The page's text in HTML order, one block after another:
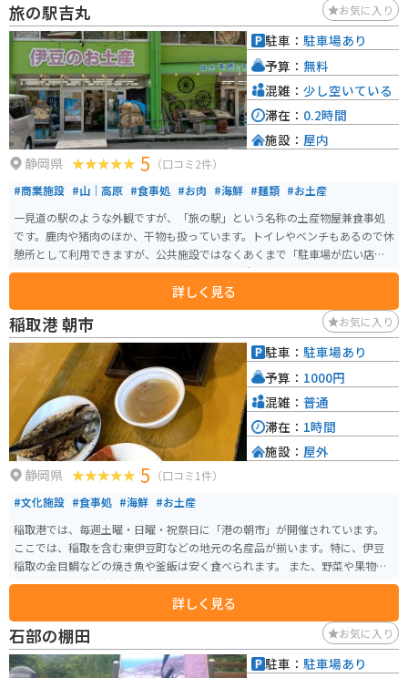
丼や、松崎町特産の「桜葉」を使ったお菓子です。お土産にいかがでしょう
か。 道の駅には、地元の特産品を販売するショップや、食事処、観光案内所
などがあります。駿河湾の景色を眺めながら、ゆっくりと休憩することがで
きます。
旅の駅吉丸 お気に入り
静岡県 5 （口コミ2件）
#商業施設 #山｜高原 #食事処 #お肉 #海鮮 #麺類 #お土産
一見道の駅のような外観ですが、「旅の駅」という名称の土産物屋兼食事処
です。鹿肉や猪肉のほか、干物も扱っています。トイレやベンチもあるので休
憩所として利用できますが、公共施設ではなくあくまで「駐車場が広い店
舗」なので、持ち込みしたものを飲食すると注意されます。
詳しく見る
駐車： 駐車場あり
予算： 無料
混雑： 少し空いている
滞在： 0.2時間
施設： 屋内
稲取港 朝市 お気に入り
静岡県 5 （口コミ1件）
#文化施設 #食事処 #海鮮 #お土産
稲取港では、毎週土曜・日曜・祝祭日に「港の朝市」が開催されています。
ここでは、稲取を含む東伊豆町などの地元の名産品が揃います。特に、伊豆
稲取の金目鯛などの焼き魚や釜飯は安く食べられます。 また、野菜や果物の
農産物、地元の素材を活かしたデザートやハンドメイドなどの小物も多数販
売されています。開催時間は8:00〜12:00で、あら汁などは無料で提供されて
います。
詳しく見る
駐車： 駐車場あり
予算： 1000円
混雑： 普通
滞在： 1時間
施設： 屋外
石部の棚田 お気に入り
駐車： 駐車場あり